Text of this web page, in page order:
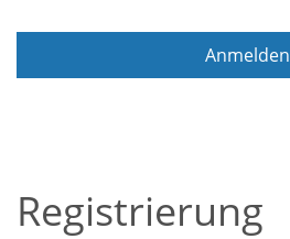
Anmelden
Registrierung